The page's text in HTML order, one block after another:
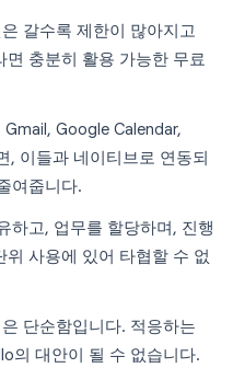
갈수록 제한이 많아지고
충분히 활용 가능한 무료
Gmail, Google Calendar,
, 이들과 네이티브로 연동되
여줍니다.
하고, 업무를 할당하며, 진행
사용에 있어 타협할 수 없
단순함입니다. 적응하는
의 대안이 될 수 없습니다.